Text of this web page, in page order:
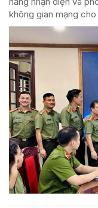
không gian mạng